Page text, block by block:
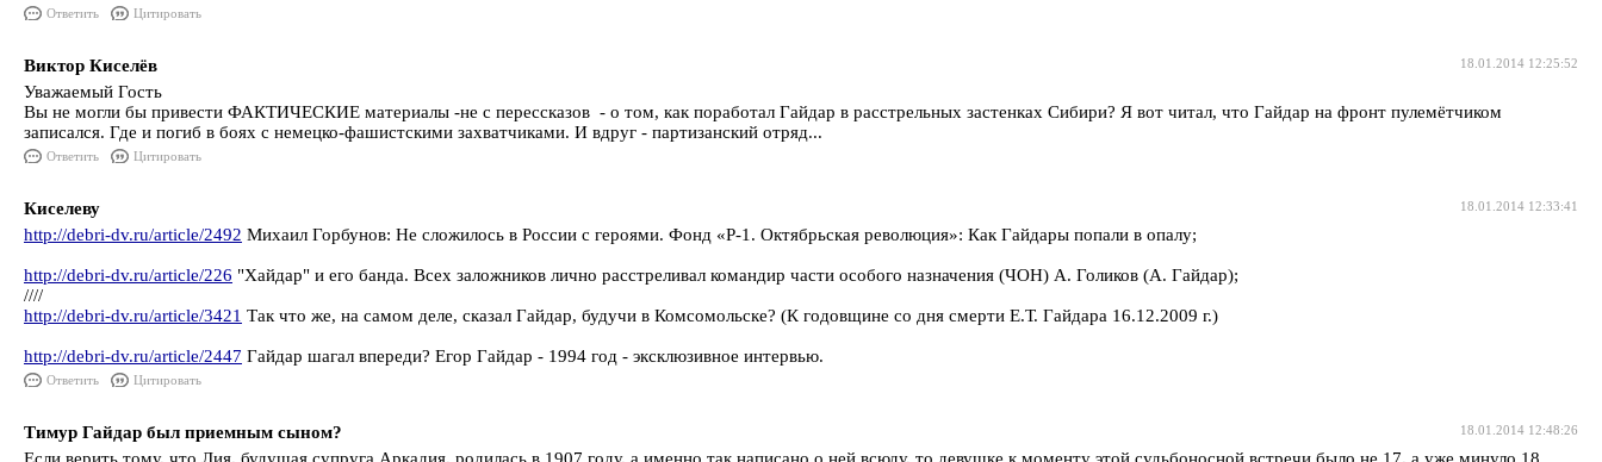
Ответить Цитировать
18.01.2014 12:25:52
Виктор Киселёв
Уважаемый Гость
Вы не могли бы привести ФАКТИЧЕСКИЕ материалы -не с перессказов - о том, как поработал Гайдар в расстрельных застенках Сибири? Я вот читал, что Гайдар на фронт пулемётчиком
записался. Где и погиб в боях с немецко-фашистскими захватчиками. И вдруг - партизанский отряд...
Ответить Цитировать
18.01.2014 12:33:41
Киселеву
http://debri-dv.ru/article/2492 Михаил Горбунов: Не сложилось в России с героями. Фонд «Р-1. Октябрьская революция»: Как Гайдары попали в опалу;
http://debri-dv.ru/article/226 "Хайдар" и его банда. Всех заложников лично расстреливал командир части особого назначения (ЧОН) А. Голиков (А. Гайдар);
////
http://debri-dv.ru/article/3421 Так что же, на самом деле, сказал Гайдар, будучи в Комсомольске? (К годовщине со дня смерти Е.Т. Гайдара 16.12.2009 г.)
http://debri-dv.ru/article/2447 Гайдар шагал впереди? Егор Гайдар - 1994 год - эксклюзивное интервью.
Ответить Цитировать
18.01.2014 12:48:26
Тимур Гайдар был приемным сыном?